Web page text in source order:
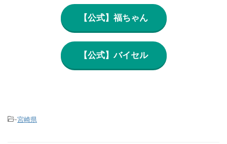
【公式】福ちゃん
【公式】バイセル
-宮崎県